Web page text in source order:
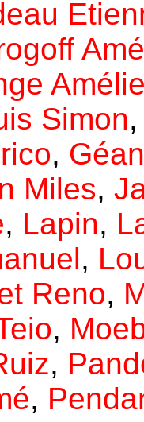
Simon
,
Miles,
, Lapin,
,
Reno,
,
,
,